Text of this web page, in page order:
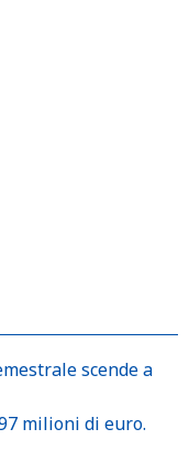
scende a
milioni di euro.